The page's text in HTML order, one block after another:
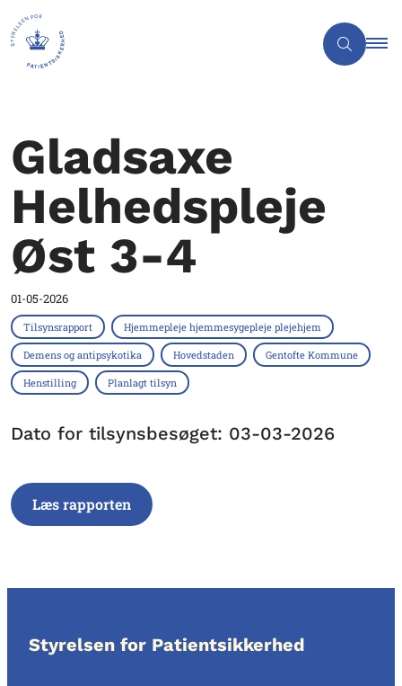
Gladsaxe
Helhedspleje
Øst 3-4
01-05-2026
Tilsynsrapport Hjemmepleje hjemmesygepleje plejehjem
Demens og antipsykotika Hovedstaden Gentofte Kommune
Henstilling Planlagt tilsyn
Dato for tilsynsbesøget: 03-03-2026
Læs rapporten
Styrelsen for Patientsikkerhed